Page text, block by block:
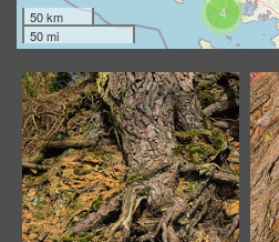
4
50 km
50 mi
Vu du ciel